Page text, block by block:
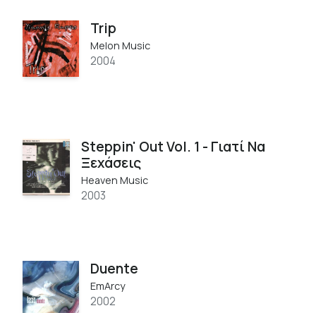
Trip
Melon Music
2004
Steppin' Out Vol. 1 - Γιατί Να
Ξεχάσεις
Heaven Music
2003
Duente
EmArcy
2002